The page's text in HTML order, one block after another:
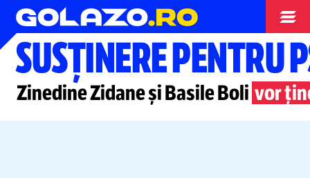
Liga Campionilor
SUSȚINERE PENTRU
Zinedine Zidane și Basile Boli vor